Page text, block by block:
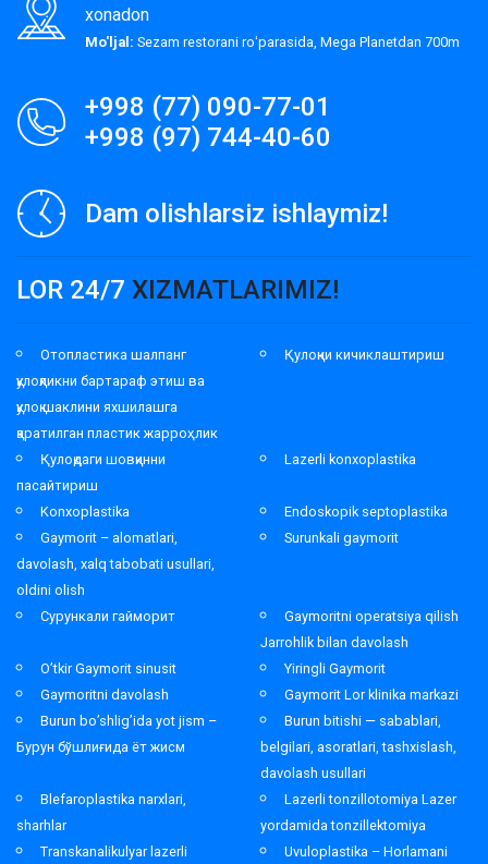
xonadon
Mo'ljal: Sezam restorani roʻparasida, Mega Planetdan 700m
+998 (77) 090-77-01
+998 (97) 744-40-60
Dam olishlarsiz ishlaymiz!
LOR 24/7 XIZMATLARIMIZ!
Отопластика шалпанг
қулоқликни бартараф этиш ва
қулоқ шаклини яхшилашга
қаратилган пластик жарроҳлик
Қулоқни кичиклаштириш
Қулоқдаги шовқинни
пасайтириш
Lazerli konxoplastika
Konxoplastika
Endoskopik septoplastika
Gaymorit – alomatlari,
davolash, xalq tabobati usullari,
oldini olish
Surunkali gaymorit
Сурункали гайморит
Gaymoritni operatsiya qilish
Jarrohlik bilan davolash
O’tkir Gaymorit sinusit
Yiringli Gaymorit
Gaymoritni davolash
Gaymorit Lor klinika markazi
Burun bo’shlig’ida yot jism –
Бурун бўшлиғида ёт жисм
Burun bitishi — sabablari,
belgilari, asoratlari, tashxislash,
davolash usullari
Blefaroplastika narxlari,
sharhlar
Lazerli tonzillotomiya Lazer
yordamida tonzillektomiya
Transkanalikulyar lazerli
Uvuloplastika – Horlamani